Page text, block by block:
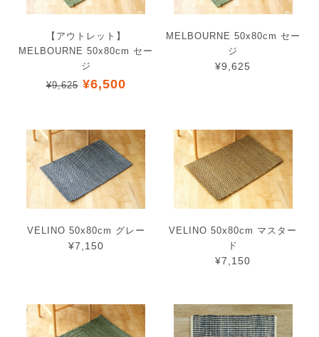
【アウトレット】
MELBOURNE 50x80cm セー
ジ
¥9,625 ¥6,500
MELBOURNE 50x80cm セー
ジ
¥9,625
VELINO 50x80cm グレー
¥7,150
VELINO 50x80cm マスター
ド
¥7,150